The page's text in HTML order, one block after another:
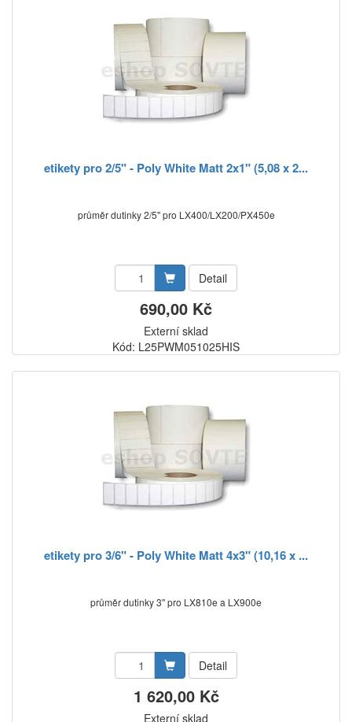
etikety pro 2/5" - Poly White Matt 2x1" (5,08 x 2...
průměr dutinky 2/5" pro LX400/LX200/PX450e
Detail
690,00 Kč
Externí sklad
Kód: L25PWM051025HIS
etikety pro 3/6" - Poly White Matt 4x3" (10,16 x ...
průměr dutinky 3" pro LX810e a LX900e
Detail
1 620,00 Kč
Externí sklad